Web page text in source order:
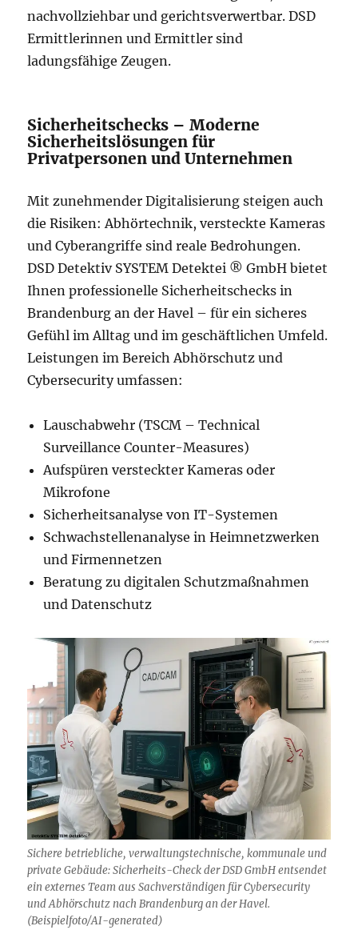
nachvollziehbar und gerichtsverwertbar. DSD
Ermittlerinnen und Ermittler sind
ladungsfähige Zeugen.
Sicherheitschecks – Moderne
Sicherheitslösungen für
Privatpersonen und Unternehmen
Mit zunehmender Digitalisierung steigen auch
die Risiken: Abhörtechnik, versteckte Kameras
und Cyberangriffe sind reale Bedrohungen.
DSD Detektiv SYSTEM Detektei ® GmbH bietet
Ihnen professionelle Sicherheitschecks in
Brandenburg an der Havel – für ein sicheres
Gefühl im Alltag und im geschäftlichen Umfeld.
Leistungen im Bereich Abhörschutz und
Cybersecurity umfassen:
Lauschabwehr (TSCM – Technical
Surveillance Counter-Measures)
Aufspüren versteckter Kameras oder
Mikrofone
Sicherheitsanalyse von IT-Systemen
Schwachstellenanalyse in Heimnetzwerken
und Firmennetzen
Beratung zu digitalen Schutzmaßnahmen
und Datenschutz
Sichere betriebliche, verwaltungstechnische, kommunale und
private Gebäude: Sicherheits-Check der DSD GmbH entsendet
ein externes Team aus Sachverständigen für Cybersecurity
und Abhörschutz nach Brandenburg an der Havel.
(Beispielfoto/AI-generated)